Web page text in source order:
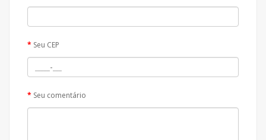
Seu CEP
Seu comentário